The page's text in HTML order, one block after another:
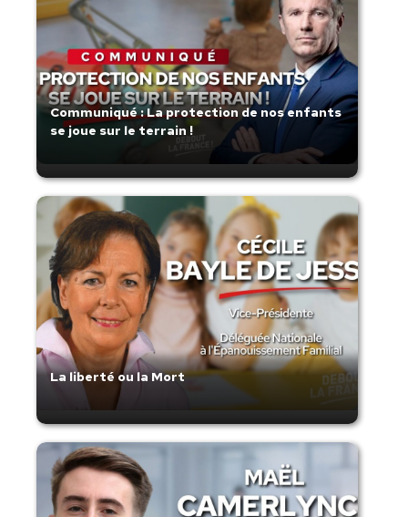
Communiqué : La protection de nos enfants
se joue sur le terrain !
La liberté ou la Mort